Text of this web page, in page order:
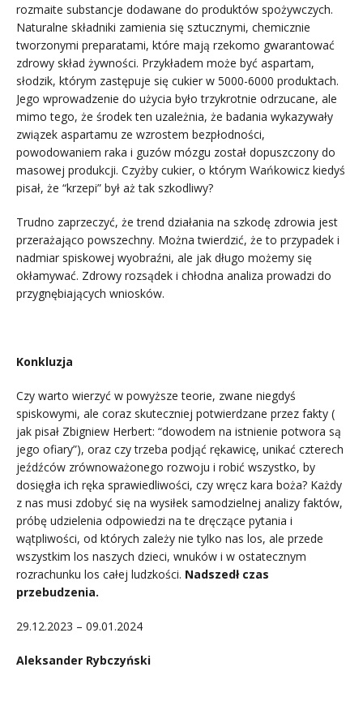
rozmaite substancje dodawane do produktów spożywczych.
Naturalne składniki zamienia się sztucznymi, chemicznie
tworzonymi preparatami, które mają rzekomo gwarantować
zdrowy skład żywności. Przykładem może być aspartam,
słodzik, którym zastępuje się cukier w 5000-6000 produktach.
Jego wprowadzenie do użycia było trzykrotnie odrzucane, ale
mimo tego, że środek ten uzależnia, że badania wykazywały
związek aspartamu ze wzrostem bezpłodności,
powodowaniem raka i guzów mózgu został dopuszczony do
masowej produkcji. Czyżby cukier, o którym Wańkowicz kiedyś
pisał, że “krzepi” był aż tak szkodliwy?
Trudno zaprzeczyć, że trend działania na szkodę zdrowia jest
przerażająco powszechny. Można twierdzić, że to przypadek i
nadmiar spiskowej wyobraźni, ale jak długo możemy się
okłamywać. Zdrowy rozsądek i chłodna analiza prowadzi do
przygnębiających wniosków.
Konkluzja
Czy warto wierzyć w powyższe teorie, zwane niegdyś
spiskowymi, ale coraz skuteczniej potwierdzane przez fakty (
jak pisał Zbigniew Herbert: “dowodem na istnienie potwora są
jego ofiary”), oraz czy trzeba podjąć rękawicę, unikać czterech
jeźdźców zrównoważonego rozwoju i robić wszystko, by
dosięgła ich ręka sprawiedliwości, czy wręcz kara boża? Każdy
z nas musi zdobyć się na wysiłek samodzielnej analizy faktów,
próbę udzielenia odpowiedzi na te dręczące pytania i
wątpliwości, od których zależy nie tylko nas los, ale przede
wszystkim los naszych dzieci, wnuków i w ostatecznym
rozrachunku los całej ludzkości. Nadszedł czas
przebudzenia.
29.12.2023 – 09.01.2024
Aleksander Rybczyński